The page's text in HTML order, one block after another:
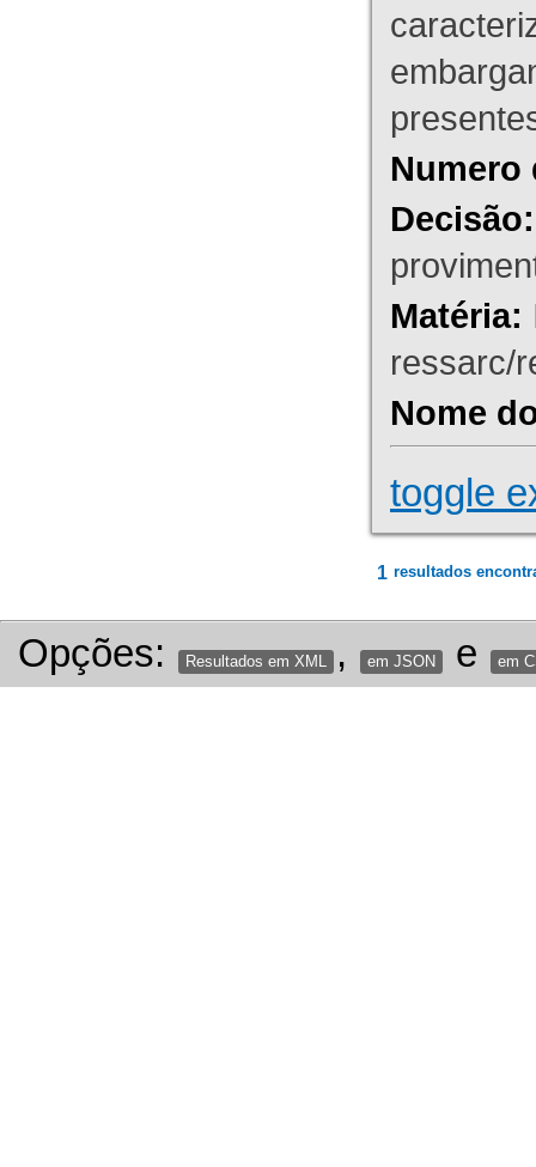
Numero
Decisão:
Matéria:
ressarc/
Nome
toggle
1 resultados
Opções: Resultados em XML , em JSON e em